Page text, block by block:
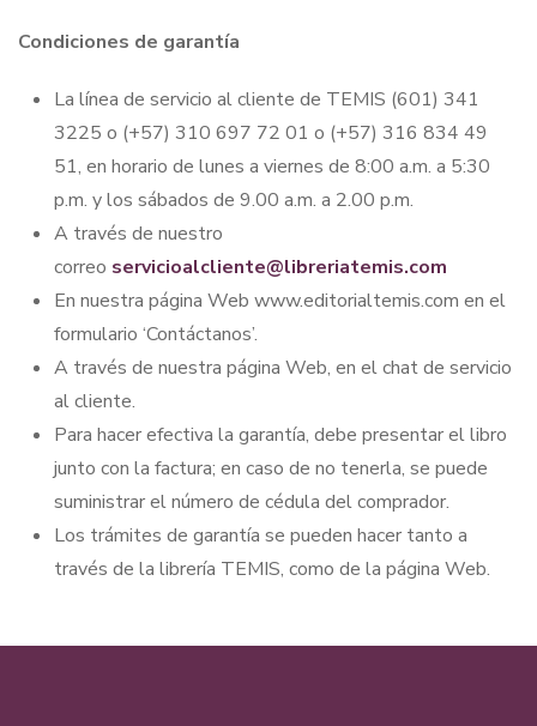
Condiciones de garantía
La línea de servicio al cliente de TEMIS (601) 341
3225 o (+57) 310 697 72 01 o (+57) 316 834 49
51, en horario de lunes a viernes de 8:00 a.m. a 5:30
p.m. y los sábados de 9.00 a.m. a 2.00 p.m.
A través de nuestro
correo servicioalcliente@libreriatemis.com
En nuestra página Web www.editorialtemis.com en el
formulario ‘Contáctanos’.
A través de nuestra página Web, en el chat de servicio
al cliente.
Para hacer efectiva la garantía, debe presentar el libro
junto con la factura; en caso de no tenerla, se puede
suministrar el número de cédula del comprador.
Los trámites de garantía se pueden hacer tanto a
través de la librería TEMIS, como de la página Web.